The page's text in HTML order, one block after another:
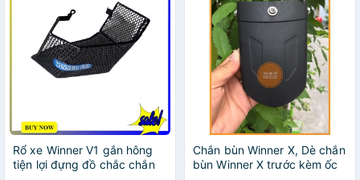
Rổ xe Winner V1 gắn hông
tiện lợi đựng đồ chắc chắn
Chắn bùn Winner X, Dè chắn
bùn Winner X trước kèm ốc